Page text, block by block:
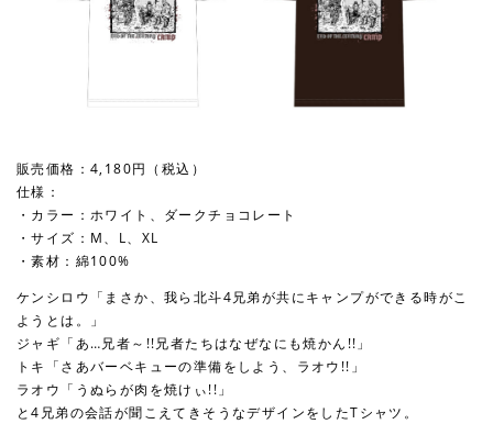
販売価格：4,180円（税込）
仕様：
・カラー：ホワイト、ダークチョコレート
・サイズ：M、L、XL
・素材：綿100%
ケンシロウ「まさか、我ら北斗4兄弟が共にキャンプができる時がこ
ようとは。」
ジャギ「あ…兄者～!!兄者たちはなぜなにも焼かん!!」
トキ「さあバーベキューの準備をしよう、ラオウ!!」
ラオウ「うぬらが肉を焼けぃ!!」
と4兄弟の会話が聞こえてきそうなデザインをしたTシャツ。